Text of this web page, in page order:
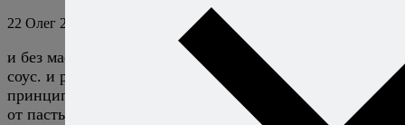
22 Олег 2 февраля 2018 Ответить
и без масла конечно не обходится,всё это и создаёт
соус. и ракушки вонголе эти делаются по такому же
принципу. слегка обжариваясь к ним подливают воду
от пасты,сливочное масло,и по вкусу-чили,травы,и др.